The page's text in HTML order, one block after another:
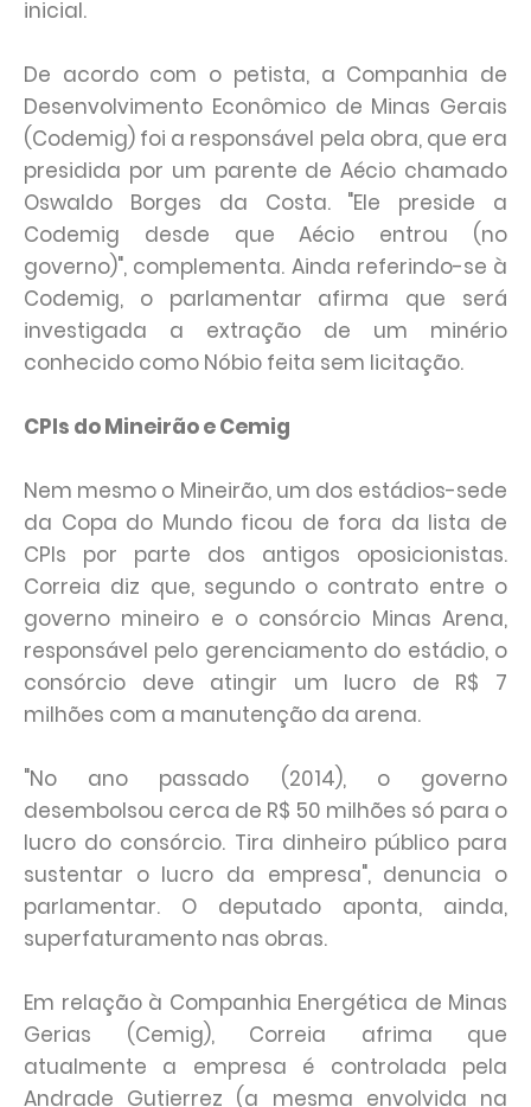
inicial.
De acordo com o petista, a Companhia de
Desenvolvimento Econômico de Minas Gerais
(Codemig) foi a responsável pela obra, que era
presidida por um parente de Aécio chamado
Oswaldo Borges da Costa. "Ele preside a
Codemig desde que Aécio entrou (no
governo)", complementa. Ainda referindo-se à
Codemig, o parlamentar afirma que será
investigada a extração de um minério
conhecido como Nóbio feita sem licitação.
CPIs do Mineirão e Cemig
Nem mesmo o Mineirão, um dos estádios-sede
da Copa do Mundo ficou de fora da lista de
CPIs por parte dos antigos oposicionistas.
Correia diz que, segundo o contrato entre o
governo mineiro e o consórcio Minas Arena,
responsável pelo gerenciamento do estádio, o
consórcio deve atingir um lucro de R$ 7
milhões com a manutenção da arena.
"No ano passado (2014), o governo
desembolsou cerca de R$ 50 milhões só para o
lucro do consórcio. Tira dinheiro público para
sustentar o lucro da empresa", denuncia o
parlamentar. O deputado aponta, ainda,
superfaturamento nas obras.
Em relação à Companhia Energética de Minas
Gerias (Cemig), Correia afrima que
atualmente a empresa é controlada pela
Andrade Gutierrez (a mesma envolvida na